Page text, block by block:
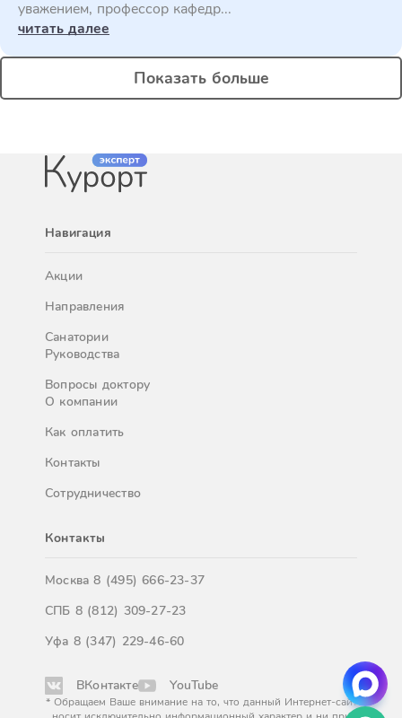
уважением, профессор кафедр...
читать далее
Показать больше
Навигация
Акции
Направления
Санатории
Руководства
Вопросы доктору
О компании
Как оплатить
Контакты
Сотрудничество
Контакты
Москва8 (495) 666-23-37
СПБ 8 (812) 309-27-23
Уфа 8 (347) 229-46-60
ВКонтакте YouTube
* Обращаем Ваше внимание на то, что данный Интернет-сайт